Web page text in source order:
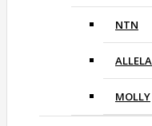
NTN
MOLLY